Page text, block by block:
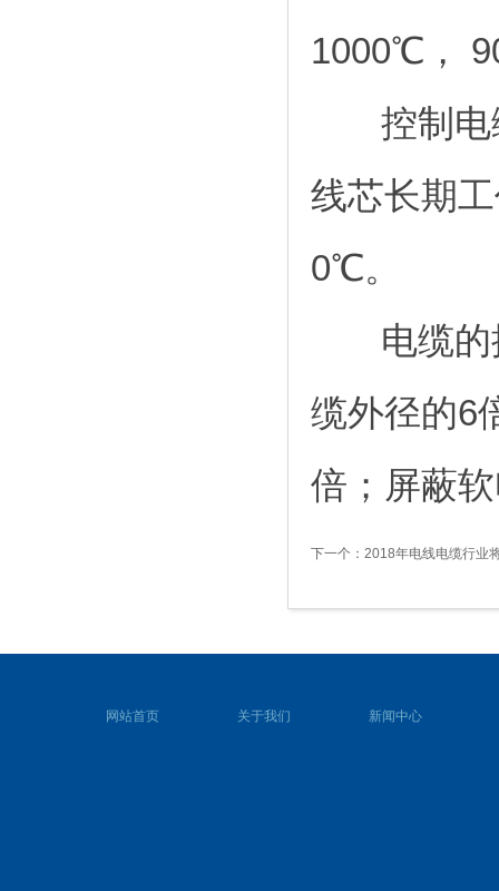
1000℃，
控制电缆
线芯长期
0℃。
电缆的推
缆外径的6
倍；屏蔽
下一个： 2018年电线电缆行业
网站首页 关于我们 新闻中心